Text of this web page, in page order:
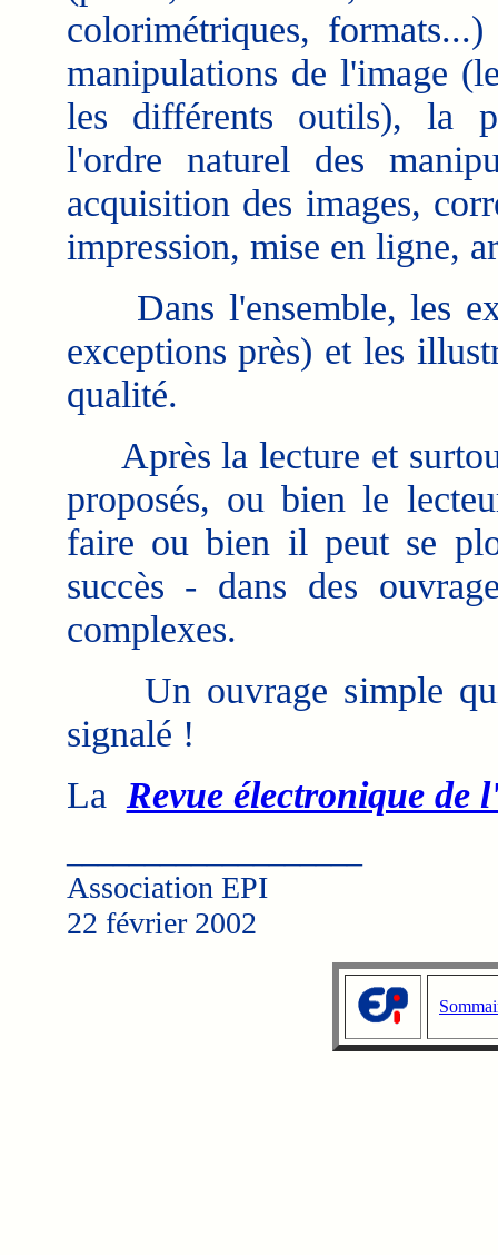
colorimétriques,
manipulations de l'image
les différents outils), la
l'ordre naturel des
acquisition des images,
impression, mise en ligne,
Dans l'ensemble, les
exceptions près) et les
qualité.
Après la lecture et
proposés, ou bien le
faire ou bien il peut se
succès - dans des
complexes.
Un ouvrage simple qui
signalé !
La Revue électronique
Association EPI
22 février 2002